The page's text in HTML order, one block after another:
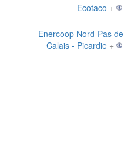
Ecotaco +
Enercoop Nord-Pas de
Calais - Picardie +